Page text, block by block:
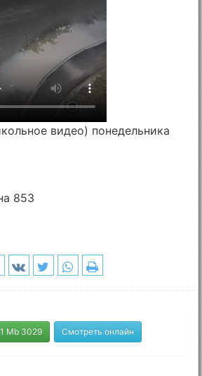
видео) понедельника
853
Mb 3029 Смотреть онлайн